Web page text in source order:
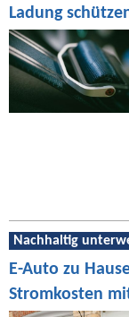
Ladung
Nachhaltig
E-Auto zu
Stromkosten